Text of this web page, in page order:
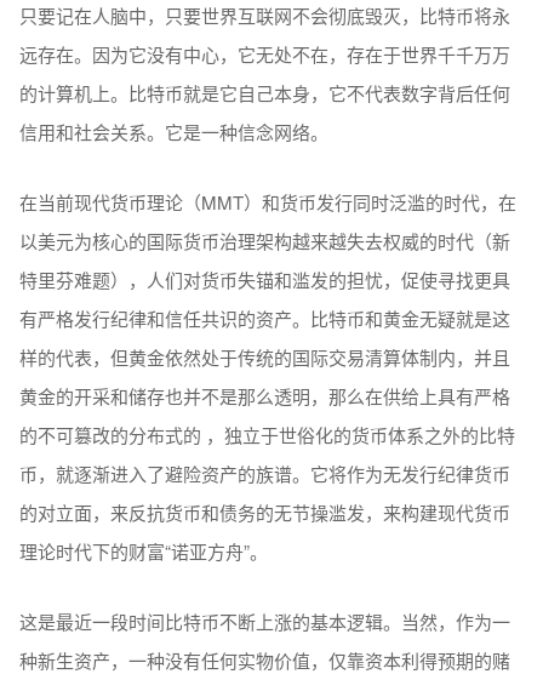
只要记在人脑中，只要世界互联网不会彻底毁灭，比特币将永
远存在。因为它没有中心，它无处不在，存在于世界千千万万
的计算机上。比特币就是它自己本身，它不代表数字背后任何
信用和社会关系。它是一种信念网络。
在当前现代货币理论（MMT）和货币发行同时泛滥的时代，在
以美元为核心的国际货币治理架构越来越失去权威的时代（新
特里芬难题），人们对货币失锚和滥发的担忧，促使寻找更具
有严格发行纪律和信任共识的资产。比特币和黄金无疑就是这
样的代表，但黄金依然处于传统的国际交易清算体制内，并且
黄金的开采和储存也并不是那么透明，那么在供给上具有严格
的不可篡改的分布式的 ，独立于世俗化的货币体系之外的比特
币，就逐渐进入了避险资产的族谱。它将作为无发行纪律货币
的对立面，来反抗货币和债务的无节操滥发，来构建现代货币
理论时代下的财富“诺亚方舟”。
这是最近一段时间比特币不断上涨的基本逻辑。当然，作为一
种新生资产，一种没有任何实物价值，仅靠资本利得预期的赌